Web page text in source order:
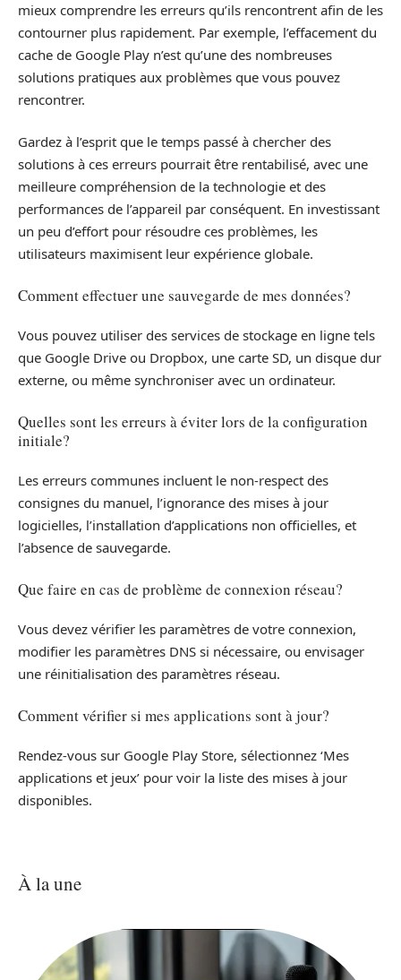
mieux comprendre les erreurs qu’ils rencontrent afin de les
contourner plus rapidement. Par exemple, l’effacement du
cache de Google Play n’est qu’une des nombreuses
solutions pratiques aux problèmes que vous pouvez
rencontrer.
Gardez à l’esprit que le temps passé à chercher des
solutions à ces erreurs pourrait être rentabilisé, avec une
meilleure compréhension de la technologie et des
performances de l’appareil par conséquent. En investissant
un peu d’effort pour résoudre ces problèmes, les
utilisateurs maximisent leur expérience globale.
Comment effectuer une sauvegarde de mes données?
Vous pouvez utiliser des services de stockage en ligne tels
que Google Drive ou Dropbox, une carte SD, un disque dur
externe, ou même synchroniser avec un ordinateur.
Quelles sont les erreurs à éviter lors de la configuration
initiale?
Les erreurs communes incluent le non-respect des
consignes du manuel, l’ignorance des mises à jour
logicielles, l’installation d’applications non officielles, et
l’absence de sauvegarde.
Que faire en cas de problème de connexion réseau?
Vous devez vérifier les paramètres de votre connexion,
modifier les paramètres DNS si nécessaire, ou envisager
une réinitialisation des paramètres réseau.
Comment vérifier si mes applications sont à jour?
Rendez-vous sur Google Play Store, sélectionnez ‘Mes
applications et jeux’ pour voir la liste des mises à jour
disponibles.
À la une